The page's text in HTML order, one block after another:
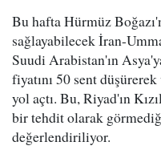
Bu hafta Hürmüz
sağlayabilecek İran-
Suudi Arabistan'ın
fiyatını 50 sent
yol açtı. Bu, Riyad'ın
bir tehdit olarak
değerlendiriliyor.